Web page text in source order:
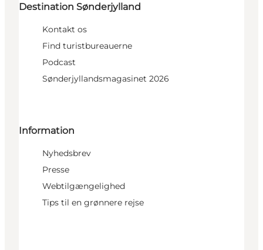
Destination Sønderjylland
Kontakt os
Find turistbureauerne
Podcast
Sønderjyllandsmagasinet 2026
Information
Nyhedsbrev
Presse
Webtilgængelighed
Tips til en grønnere rejse